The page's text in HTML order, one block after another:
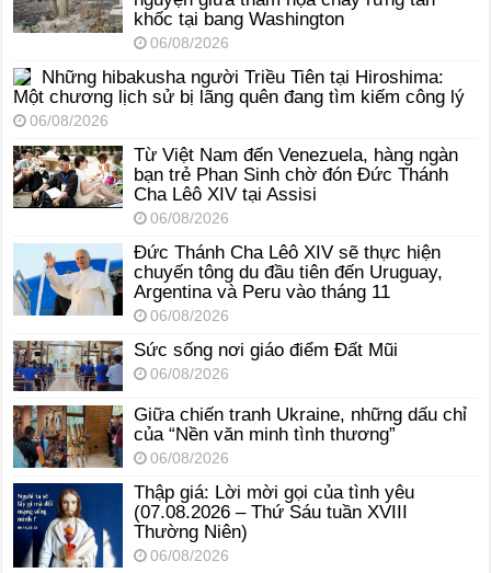
khốc tại bang Washington
06/08/2026
Những hibakusha người Triều Tiên tại Hiroshima:
Một chương lịch sử bị lãng quên đang tìm kiếm công lý
06/08/2026
Từ Việt Nam đến Venezuela, hàng ngàn
bạn trẻ Phan Sinh chờ đón Đức Thánh
Cha Lêô XIV tại Assisi
06/08/2026
Đức Thánh Cha Lêô XIV sẽ thực hiện
chuyến tông du đầu tiên đến Uruguay,
Argentina và Peru vào tháng 11
06/08/2026
Sức sống nơi giáo điểm Đất Mũi
06/08/2026
Giữa chiến tranh Ukraine, những dấu chỉ
của “Nền văn minh tình thương”
06/08/2026
Thập giá: Lời mời gọi của tình yêu
(07.08.2026 – Thứ Sáu tuần XVIII
Thường Niên)
06/08/2026